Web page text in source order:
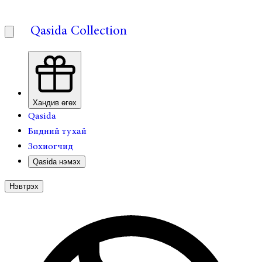
Qasida Collection
Хандив өгөх
Qasida
Бидний тухай
Зохиогчид
Qasida нэмэх
Нэвтрэх